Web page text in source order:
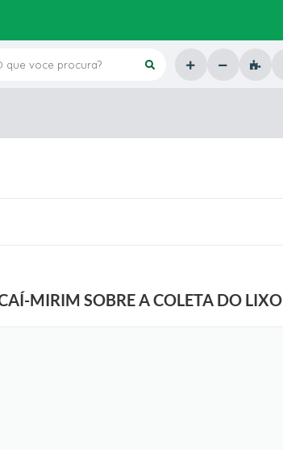
voce procura?
MIRIM SOBRE A COLETA DO LIXO